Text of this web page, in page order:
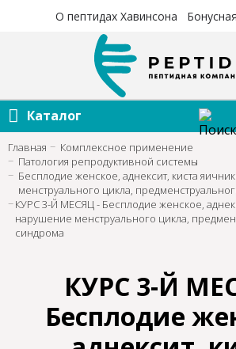
О пептидах Хавинсона
Каталог
Главная
Комплексное применение
Патология репродуктивной системы
Бесплодие женское, аднексит, киста
менструального цикла,
КУРС 3-Й МЕСЯЦ - Бесплодие женское,
нарушение менструального цикла,
синдрома
КУРС 3-Й
Бесплодие